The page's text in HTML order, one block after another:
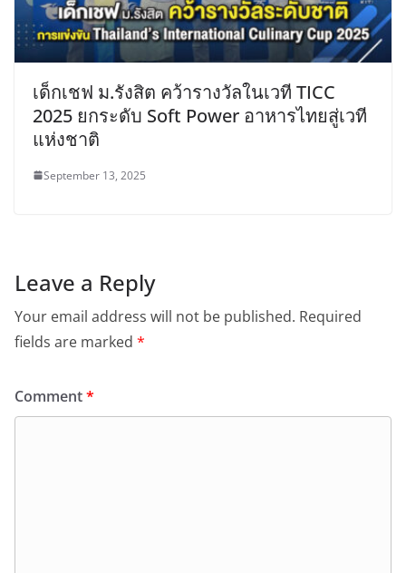
เด็กเชฟ ม.รังสิต คว้ารางวัลในเวที TICC
2025 ยกระดับ Soft Power อาหารไทยสู่เวที
แห่งชาติ
September 13, 2025
Leave a Reply
Your email address will not be published. Required
fields are marked *
Comment*